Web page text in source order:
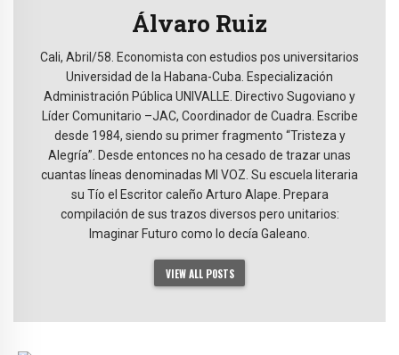
Álvaro Ruiz
Cali, Abril/58. Economista con estudios pos universitarios
Universidad de la Habana-Cuba. Especialización
Administración Pública UNIVALLE. Directivo Sugoviano y
Líder Comunitario –JAC, Coordinador de Cuadra. Escribe
desde 1984, siendo su primer fragmento “Tristeza y
Alegría”. Desde entonces no ha cesado de trazar unas
cuantas líneas denominadas MI VOZ. Su escuela literaria
su Tío el Escritor caleño Arturo Alape. Prepara
compilación de sus trazos diversos pero unitarios:
Imaginar Futuro como lo decía Galeano.
VIEW ALL POSTS